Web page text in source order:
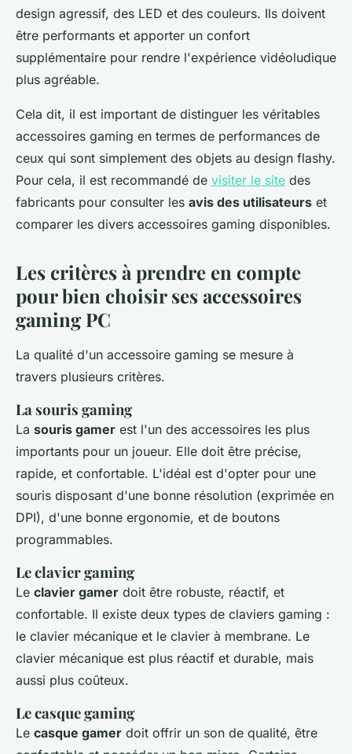
design agressif, des LED et des couleurs. Ils doivent
être performants et apporter un confort
supplémentaire pour rendre l'expérience vidéoludique
plus agréable.
Cela dit, il est important de distinguer les véritables
accessoires gaming en termes de performances de
ceux qui sont simplement des objets au design flashy.
Pour cela, il est recommandé de visiter le site des
fabricants pour consulter les avis des utilisateurs et
comparer les divers accessoires gaming disponibles.
Les critères à prendre en compte
pour bien choisir ses accessoires
gaming PC
La qualité d'un accessoire gaming se mesure à
travers plusieurs critères.
La souris gaming
La souris gamer est l'un des accessoires les plus
importants pour un joueur. Elle doit être précise,
rapide, et confortable. L'idéal est d'opter pour une
souris disposant d'une bonne résolution (exprimée en
DPI), d'une bonne ergonomie, et de boutons
programmables.
Le clavier gaming
Le clavier gamer doit être robuste, réactif, et
confortable. Il existe deux types de claviers gaming :
le clavier mécanique et le clavier à membrane. Le
clavier mécanique est plus réactif et durable, mais
aussi plus coûteux.
Le casque gaming
Le casque gamer doit offrir un son de qualité, être